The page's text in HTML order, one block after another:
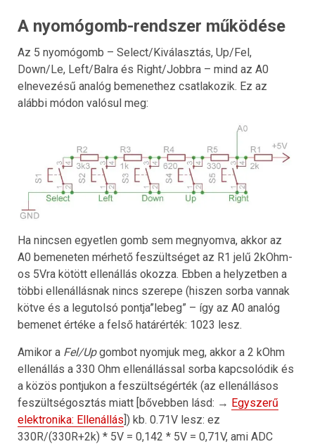
A nyomógomb-rendszer működése
Az 5 nyomógomb – Select/Kiválasztás, Up/Fel,
Down/Le, Left/Balra és Right/Jobbra – mind az A0
elnevezésű analóg bemenethez csatlakozik. Ez az
alábbi módon valósul meg:
Ha nincsen egyetlen gomb sem megnyomva, akkor az
A0 bemeneten mérhető feszültséget az R1 jelű 2kOhm-
os 5Vra kötött ellenállás okozza. Ebben a helyzetben a
többi ellenállásnak nincs szerepe (hiszen sorba vannak
kötve és a legutolsó pontja”lebeg” – így az A0 analóg
bemenet értéke a felső határérték: 1023 lesz.
Amikor a Fel/Upgombot nyomjuk meg, akkor a 2 kOhm
ellenállás a 330 Ohm ellenállással sorba kapcsolódik és
a közös pontjukon a feszültségérték (az ellenállásos
feszültségosztás miatt [bővebben lásd: → Egyszerű
elektronika: Ellenállás]) kb. 0.71V lesz: ez
330R/(330R+2k) * 5V = 0,142 * 5V = 0,71V, ami ADC